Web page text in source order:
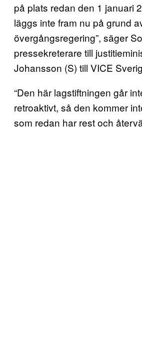
på plats redan den 1 januari
läggs inte fram nu på grund
övergångsregering”, säger
pressekreterare till
Johansson (S) till VICE
“Den här lagstiftningen går
retroaktivt, så den kommer
som redan har rest och